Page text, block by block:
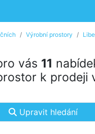
Výrobní prostory
vás 11
k prodeji
Upravit hledání